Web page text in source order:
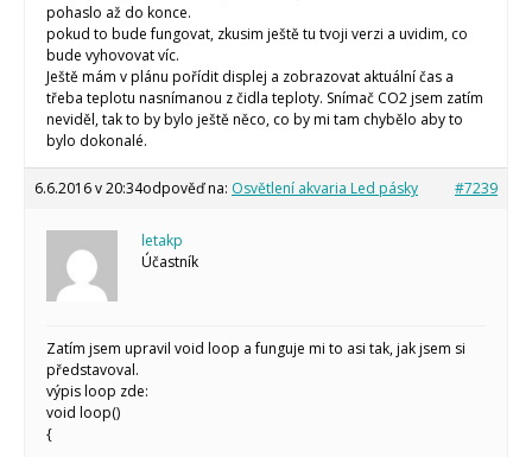
pohaslo až do konce.
pokud to bude fungovat, zkusim ještě tu tvoji verzi a uvidim, co
bude vyhovovat víc.
Ještě mám v plánu pořídit displej a zobrazovat aktuální čas a
třeba teplotu nasnímanou z čidla teploty. Snímač CO2 jsem zatím
neviděl, tak to by bylo ještě něco, co by mi tam chybělo aby to
bylo dokonalé.
6.6.2016 v 20:34odpověď na: Osvětlení akvaria Led pásky #7239
letakp
Účastník
Zatím jsem upravil void loop a funguje mi to asi tak, jak jsem si
představoval.
výpis loop zde:
void loop()
{